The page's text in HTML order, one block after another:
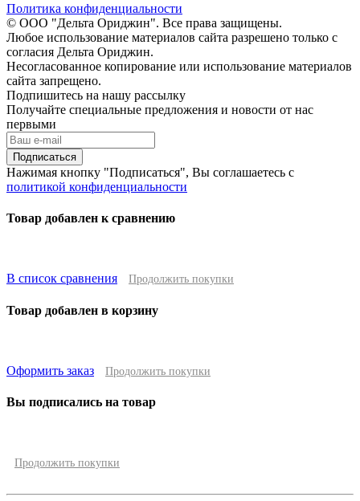
Политика конфиденциальности
© ООО "Дельта Ориджин". Все права защищены.
Любое использование материалов сайта разрешено только с
согласия Дельта Ориджин.
Несогласованное копирование или использование материалов
сайта запрещено.
Подпишитесь на нашу рассылку
Получайте специальные предложения и новости от нас
первыми
Подписаться
Нажимая кнопку "Подписаться", Вы соглашаетесь с
политикой конфиденциальности
Товар добавлен к сравнению
В список сравнения Продолжить покупки
Товар добавлен в корзину
Оформить заказ Продолжить покупки
Вы подписались на товар
Продолжить покупки